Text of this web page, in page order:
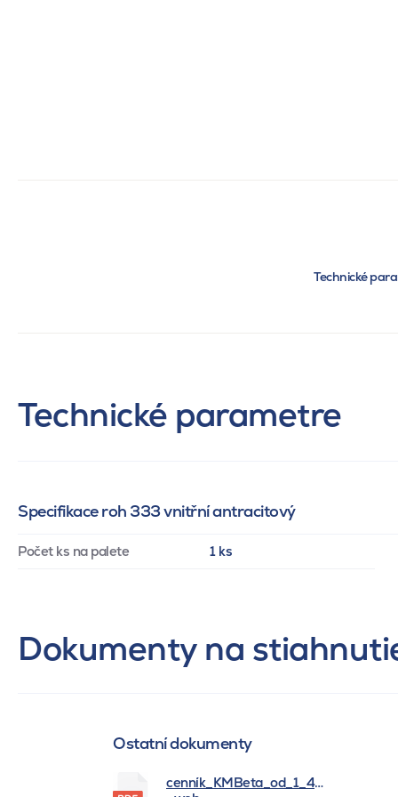
Technické
Technické parametre
Specifikace roh 333 vnitřní antracitový
Počet ks na palete 1 ks
Dokumenty na
Ostatní dokumenty
cenník_KMBeta_od_1_4_2026